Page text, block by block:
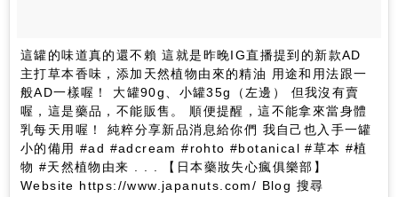
這罐的味道真的還不賴 這就是昨晚IG直播提到的新款AD
主打草本香味，添加天然植物由來的精油 用途和用法跟一
般AD一樣喔！ 大罐90g、小罐35g（左邊） 但我沒有賣
喔，這是藥品，不能販售。 順便提醒，這不能拿來當身體
乳每天用喔！ 純粹分享新品消息給你們 我自己也入手一罐
小的備用 #ad #adcream #rohto #botanical #草本 #植
物 #天然植物由来 . . . 【日本藥妝失心瘋俱樂部】
Website https://www.japanuts.com/ Blog 搜尋